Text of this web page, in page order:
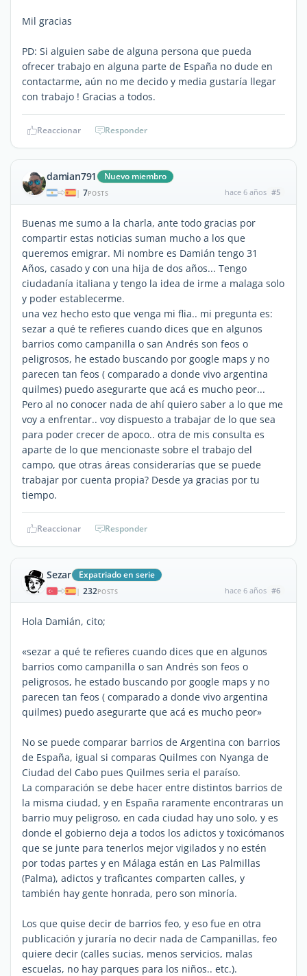
Mil gracias
PD: Si alguien sabe de alguna persona que pueda
ofrecer trabajo en alguna parte de España no dude en
contactarme, aún no me decido y media gustaría llegar
con trabajo ! Gracias a todos.
Reaccionar Responder
damian791 Nuevo miembro
| 7POSTS hace 6 años #5
Buenas me sumo a la charla, ante todo gracias por
compartir estas noticias suman mucho a los que
queremos emigrar. Mi nombre es Damián tengo 31
Años, casado y con una hija de dos años... Tengo
ciudadanía italiana y tengo la idea de irme a malaga solo
y poder establecerme.
una vez hecho esto que venga mi flia.. mi pregunta es:
sezar a qué te refieres cuando dices que en algunos
barrios como campanilla o san Andrés son feos o
peligrosos, he estado buscando por google maps y no
parecen tan feos ( comparado a donde vivo argentina
quilmes) puedo asegurarte que acá es mucho peor...
Pero al no conocer nada de ahí quiero saber a lo que me
voy a enfrentar.. voy dispuesto a trabajar de lo que sea
para poder crecer de apoco.. otra de mis consulta es
aparte de lo que mencionaste sobre el trabajo del
campo, que otras áreas considerarías que se puede
trabajar por cuenta propia? Desde ya gracias por tu
tiempo.
Reaccionar Responder
Sezar Expatriado en serie
| 232POSTS hace 6 años #6
Hola Damián, cito;
«sezar a qué te refieres cuando dices que en algunos
barrios como campanilla o san Andrés son feos o
peligrosos, he estado buscando por google maps y no
parecen tan feos ( comparado a donde vivo argentina
quilmes) puedo asegurarte que acá es mucho peor»
No se puede comparar barrios de Argentina con barrios
de España, igual si comparas Quilmes con Nyanga de
Ciudad del Cabo pues Quilmes seria el paraíso.
La comparación se debe hacer entre distintos barrios de
la misma ciudad, y en España raramente encontraras un
barrio muy peligroso, en cada ciudad hay uno solo, y es
donde el gobierno deja a todos los adictos y toxicómanos
que se junte para tenerlos mejor vigilados y no estén
por todas partes y en Málaga están en Las Palmillas
(Palma), adictos y traficantes comparten calles, y
también hay gente honrada, pero son minoría.
Los que quise decir de barrios feo, y eso fue en otra
publicación y juraría no decir nada de Campanillas, feo
quiere decir (calles sucias, menos servicios, malas
escuelas, no hay parques para los niños.. etc.).